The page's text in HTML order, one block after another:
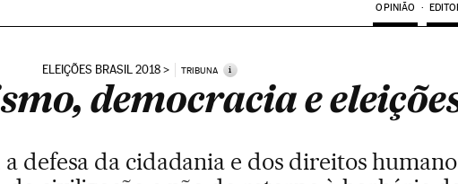
OPINIÃO
ELEIÇÕES BRASIL 2018 TRIBUNA i
democracia e
a defesa da cidadania e dos direitos